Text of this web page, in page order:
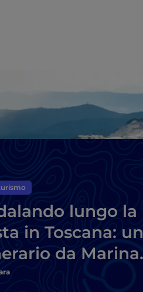
lungo la
in Toscana: un
da Marina
a Livorno